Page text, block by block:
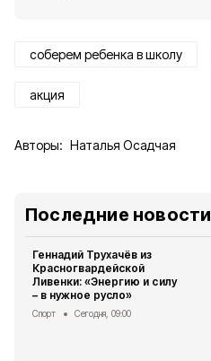
соберем ребенка в школу
акция
Авторы: Наталья Осадчая
Последние новости
Геннадий Трухачёв из
Красногвардейской
Ливенки: «Энергию и силу
– в нужное русло»
Спорт Сегодня, 09:00